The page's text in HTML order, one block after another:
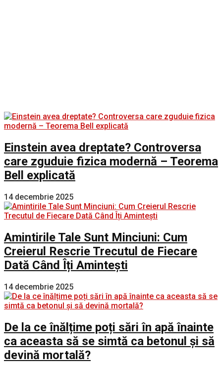
Einstein avea dreptate? Controversa
care zguduie fizica modernă – Teorema
Bell explicată
14 decembrie 2025
Amintirile Tale Sunt Minciuni: Cum
Creierul Rescrie Trecutul de Fiecare
Dată Când Îți Amintești
14 decembrie 2025
De la ce înălțime poți sări în apă înainte
ca aceasta să se simtă ca betonul și să
devină mortală?